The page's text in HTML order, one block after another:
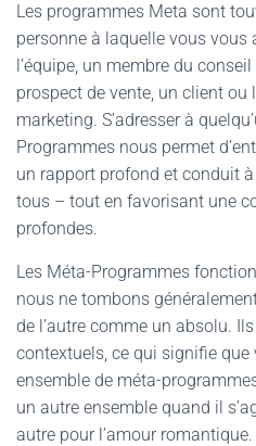
Les programmes Meta sont
personne à laquelle vous vous
l’équipe, un membre du
prospect de vente, un client ou
marketing. S’adresser à
Programmes nous permet
un rapport profond et conduit
tous – tout en favorisant une
profondes.
Les Méta-Programmes
nous ne tombons
de l’autre comme un absolu.
contextuels, ce qui signifie
ensemble de méta-
un autre ensemble quand il
autre pour l’amour